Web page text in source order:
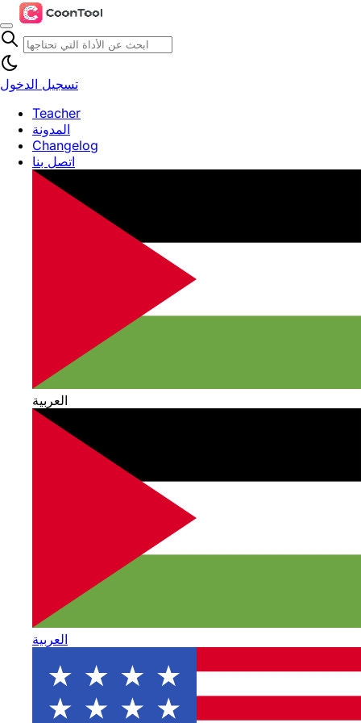
تسجيل الدخول
Teacher
المدونة
Changelog
اتصل بنا
العربية
العربية